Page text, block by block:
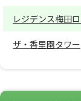
レジデンス梅田
ザ・香里園タワー